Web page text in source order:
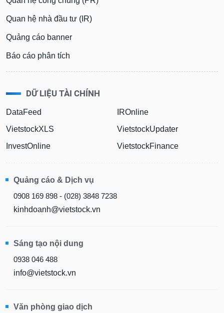
Quan hệ nhà đầu tư (IR)
Quảng cáo banner
Báo cáo phân tích
DỮ LIỆU TÀI CHÍNH
DataFeed
VietstockXLS
InvestOnline
IROnline
VietstockUpdater
VietstockFinance
Quảng cáo & Dịch vụ
0908 169 898 - (028) 3848 7238
kinhdoanh@vietstock.vn
Sáng tạo nội dung
0938 046 488
info@vietstock.vn
Văn phòng giao dịch